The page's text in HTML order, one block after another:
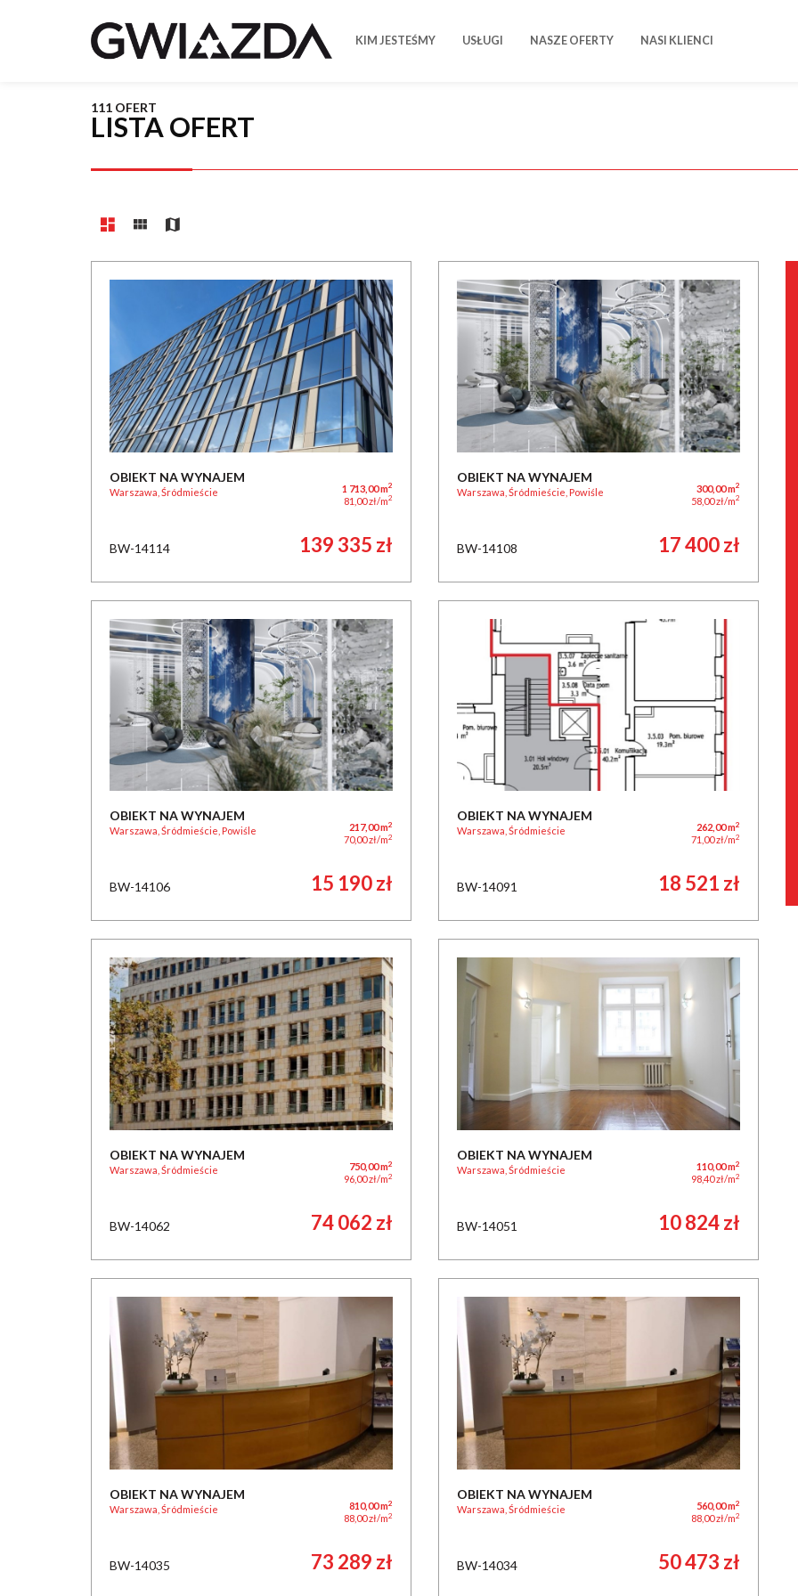
KIM JESTEŚMY USŁUGI NASZE OFERTY NASI KLIENCI
LISTA OFERT
111 OFERT
OBIEKT NA WYNAJEM
Warszawa, Śródmieście 1 713,00 m2
81,00 zł/m2
BW-14114 139 335 zł
OBIEKT NA WYNAJEM
Warszawa, Śródmieście, Powiśle 300,00 m2
58,00 zł/m2
BW-14108 17 400 zł
OBIEKT NA WYNAJEM
Warszawa, Śródmieście, Powiśle 217,00 m2
70,00 zł/m2
BW-14106 15 190 zł
OBIEKT NA WYNAJEM
Warszawa, Śródmieście 262,00 m2
71,00 zł/m2
BW-14091 18 521 zł
OBIEKT NA WYNAJEM
Warszawa, Śródmieście 750,00 m2
96,00 zł/m2
BW-14062 74 062 zł
OBIEKT NA WYNAJEM
Warszawa, Śródmieście 110,00 m2
98,40 zł/m2
BW-14051 10 824 zł
OBIEKT NA WYNAJEM
Warszawa, Śródmieście 810,00 m2
88,00 zł/m2
BW-14035 73 289 zł
OBIEKT NA WYNAJEM
Warszawa, Śródmieście 560,00 m2
88,00 zł/m2
BW-14034 50 473 zł